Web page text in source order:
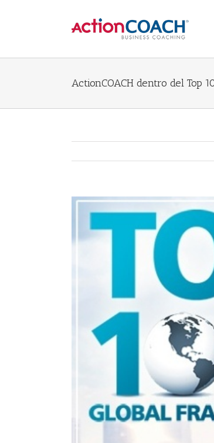
ActionCOACH dentro del Top
View
Larger